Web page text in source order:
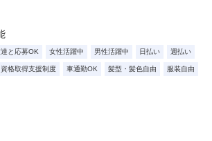
と応募OK 女性活躍中 男性活躍中 日払い 週払い
資格取得支援制度 車通勤OK 髪型・髪色自由 服装自由